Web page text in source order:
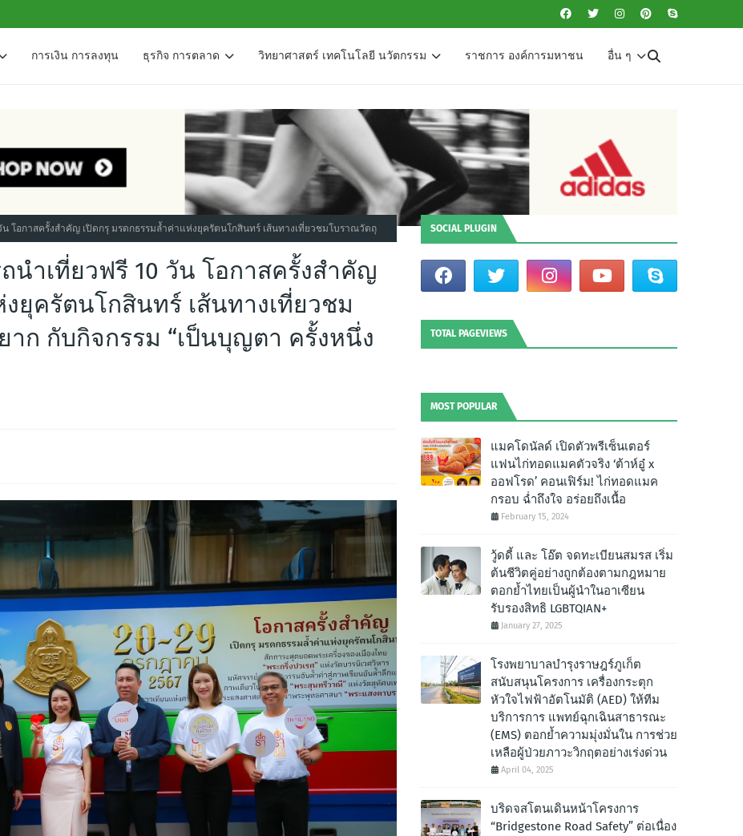
การเงิน การลงทุน ธุรกิจ การตลาด วิทยาศาสตร์ เทคโนโลยี นวัตกรรม ราชการ องค์การมหาชน อื่น ๆ
โอกาสครั้งสำคัญ เปิดกรุ มรดกธรรมล้ำค่าแห่งยุครัตนโกสินทร์ เส้นทางเที่ยวชมโบราณวัตถุ
ำเที่ยวฟรี 10 วัน โอกาสครั้งสำคัญ
ยุครัตนโกสินทร์ เส้นทางเที่ยวชม
ก กับกิจกรรม “เป็นบุญตา ครั้งหนึ่ง
SOCIAL PLUGIN
TOTAL PAGEVIEWS
MOST POPULAR
แมคโดนัลด์ เปิดตัวพรีเซ็นเตอร์
แฟนไก่ทอดแมคตัวจริง ‘ต้าห์อู๋ x
ออฟโรด’ คอนเฟิร์ม! ไก่ทอดแมค
กรอบ ฉํ่าถึงใจ อร่อยถึงเนื้อ
February 15, 2024
วู้ดดี้ และ โอ๊ต จดทะเบียนสมรส เริ่ม
ต้นชีวิตคู่อย่างถูกต้องตามกฎหมาย
ตอกย้ำไทยเป็นผู้นำในอาเซียน
รับรองสิทธิ LGBTQIAN+
January 27, 2025
โรงพยาบาลบำรุงราษฎร์ภูเก็ต
สนับสนุนโครงการ เครื่องกระตุก
หัวใจไฟฟ้าอัตโนมัติ (AED) ให้ทีม
บริการการ แพทย์ฉุกเฉินสาธารณะ
(EMS) ตอกย้ำความมุ่งมั่นใน การช่วย
เหลือผู้ป่วยภาวะวิกฤตอย่างเร่งด่วน
April 04, 2025
บริดจสโตนเดินหน้าโครงการ
“Bridgestone Road Safety” ต่อเนื่อง